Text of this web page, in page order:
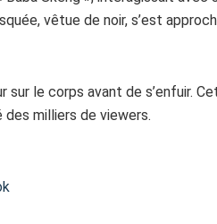
vêtue de noir, s’est
sur le corps avant de s’enfuir.
milliers de viewers.